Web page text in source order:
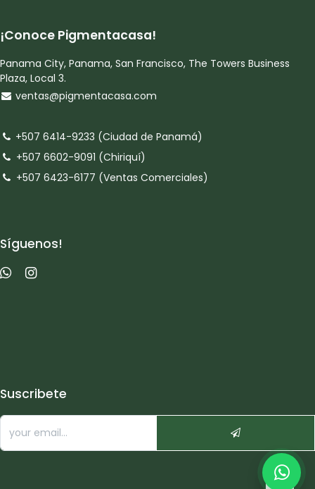
¡Conoce Pigmentacasa!
Panama City, Panama, San Francisco, The Towers Business
Plaza, Local 3.
ventas@pigmentacasa.com
+507 6414-9233 (Ciudad de Panamá)
+507 6602-9091 (Chiriquí)
+507 6423-6177 (Ventas Comerciales)
Síguenos!
Suscribete